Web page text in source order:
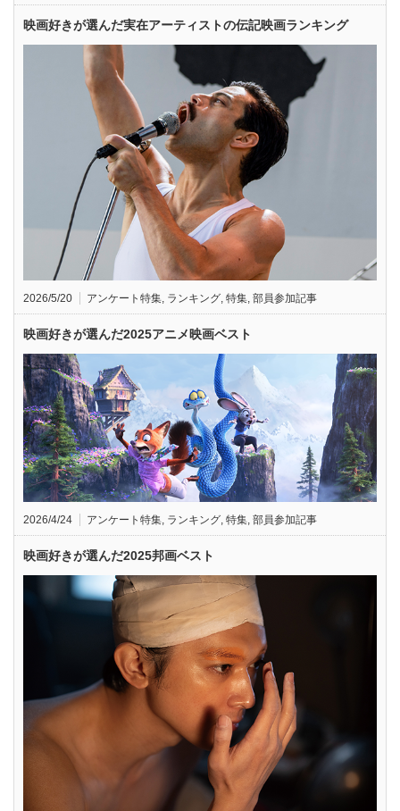
映画好きが選んだ実在アーティストの伝記映画ランキング
2026/5/20 アンケート特集, ランキング, 特集, 部員参加記事
映画好きが選んだ2025アニメ映画ベスト
2026/4/24 アンケート特集, ランキング, 特集, 部員参加記事
映画好きが選んだ2025邦画ベスト